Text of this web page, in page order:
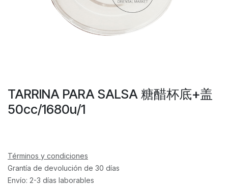
TARRINA PARA SALSA 糖醋杯底+盖
50cc/1680u/1
Términos y condiciones
Grantía de devolución de 30 días
Envío: 2-3 días laborables